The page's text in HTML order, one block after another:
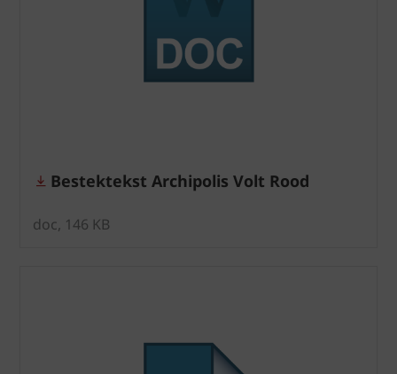
Bestektekst Archipolis Volt Rood
doc, 146 KB